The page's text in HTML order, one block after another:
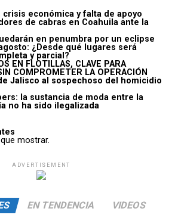
económica y falta de apoyo
de cabras en Coahuila ante la
en penumbra por un eclipse
¿Desde qué lugares será
y parcial?
EN FLOTILLAS, CLAVE PARA
COMPROMETER LA OPERACIÓN
Jalisco al sospechoso del homicidio
la sustancia de moda entre la
no ha sido ilegalizada
mostrar.
ADVERTISEMENT
EN TENDENCIA VIDEOS